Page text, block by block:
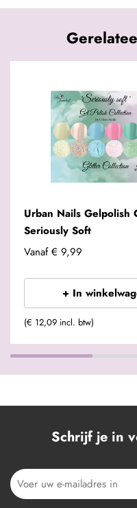
Urban Nails Gelpolish
Seriously Soft
Vanaf € 9,99
+ In
(€ 12,09 incl. btw)
Schrijf je in